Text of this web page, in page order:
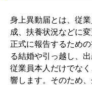
8-3. 給与・社会保
8-4. 内部統制・監
9. 身上異動届に関す
9-1. 身上異動届は
身上異動届とは、従
成、扶養状況などに
正式に報告するため
る結婚や引っ越し、
従業員本人だけでな
響します。そのため